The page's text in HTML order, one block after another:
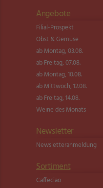
Angebote
Filial-Prospekt
Obst & Gemüse
ab Montag, 03.08.
ab Freitag, 07.08.
ab Montag, 10.08.
ab Mittwoch, 12.08.
ab Freitag, 14.08.
Weine des Monats
Newsletter
Newsletter­anmeldung
Sortiment
Caffeciao